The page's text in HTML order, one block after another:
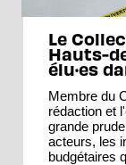
Le
Hauts-
élu·es
Membre du
rédaction et
grande
acteurs, les
budgétaires